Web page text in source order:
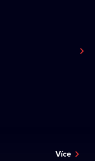
Více